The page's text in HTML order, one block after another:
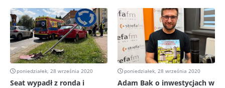
poniedziałek, 28 września 2020
Seat wypadł z ronda i
poniedziałek, 28 września 2020
Adam Bak o inwestycjach w